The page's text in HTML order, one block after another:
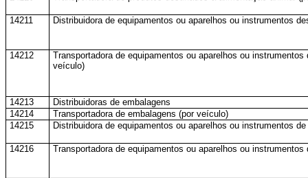
14211 Distribuidora de equipamentos ou aparelhos ou instrumentos
14212
Transportadora de equipamentos ou aparelhos ou
veículo)
14213
Distribuidoras de embalagens
14214
Transportadora de embalagens (por veículo)
14215
Distribuidora de equipamentos ou aparelhos ou instrumentos
14216 Transportadora de equipamentos ou aparelhos ou